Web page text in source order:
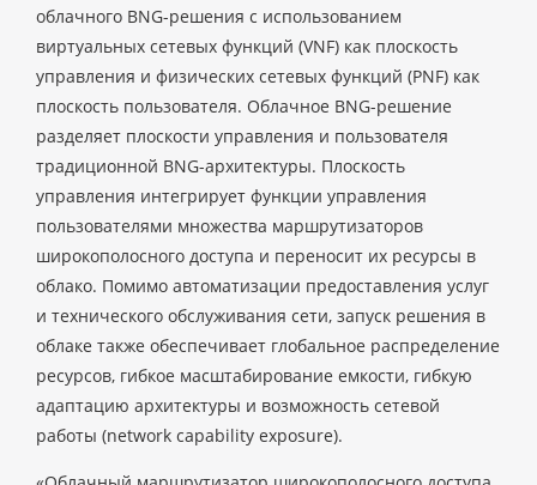
облачного BNG-решения с использованием
виртуальных сетевых функций (VNF) как плоскость
управления и физических сетевых функций (PNF) как
плоскость пользователя. Облачное BNG-решение
разделяет плоскости управления и пользователя
традиционной BNG-архитектуры. Плоскость
управления интегрирует функции управления
пользователями множества маршрутизаторов
широкополосного доступа и переносит их ресурсы в
облако. Помимо автоматизации предоставления услуг
и технического обслуживания сети, запуск решения в
облаке также обеспечивает глобальное распределение
ресурсов, гибкое масштабирование емкости, гибкую
адаптацию архитектуры и возможность сетевой
работы (network capability exposure).